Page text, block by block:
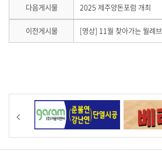
기
다음게시물
다
음
게
시
니
다
.
2025 제주양돈포럼 개최
이전게시물
이
전
없
습
니
다
.
[영상] 11월 찾아가는 월례